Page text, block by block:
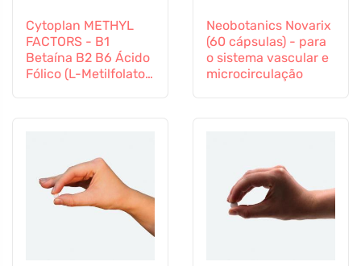
Cytoplan METHYL
FACTORS - B1
Betaína B2 B6 Ácido
Fólico (L-Metilfolato)
Neobotanics Novarix
(60 cápsulas) - para
o sistema vascular e
microcirculação